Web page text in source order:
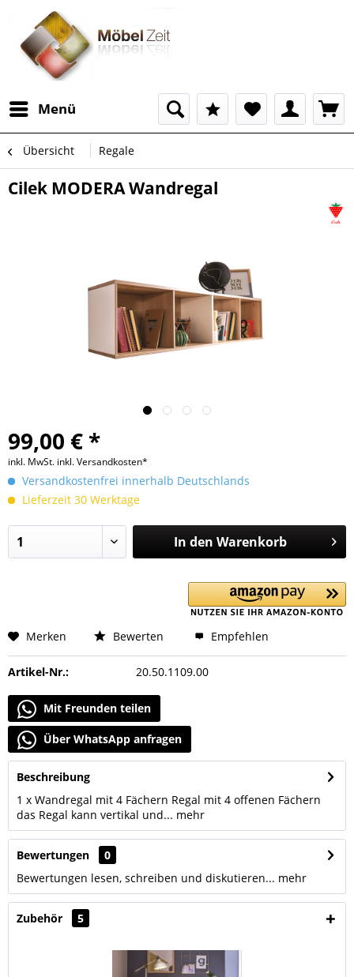
Menü
Übersicht Regale
Cilek MODERA Wandregal
99,00 € *
inkl. MwSt. inkl. Versandkosten*
Versandkostenfrei innerhalb Deutschlands
Lieferzeit 30 Werktage
In den Warenkorb
Merken Bewerten Empfehlen
Artikel-Nr.: 20.50.1109.00
Mit Freunden teilen
Über WhatsApp anfragen
Beschreibung
1 x Wandregal mit 4 Fächern Regal mit 4 offenen Fächern
das Regal kann vertikal und... mehr
Bewertungen
0
Bewertungen lesen, schreiben und diskutieren... mehr
Zubehör 5